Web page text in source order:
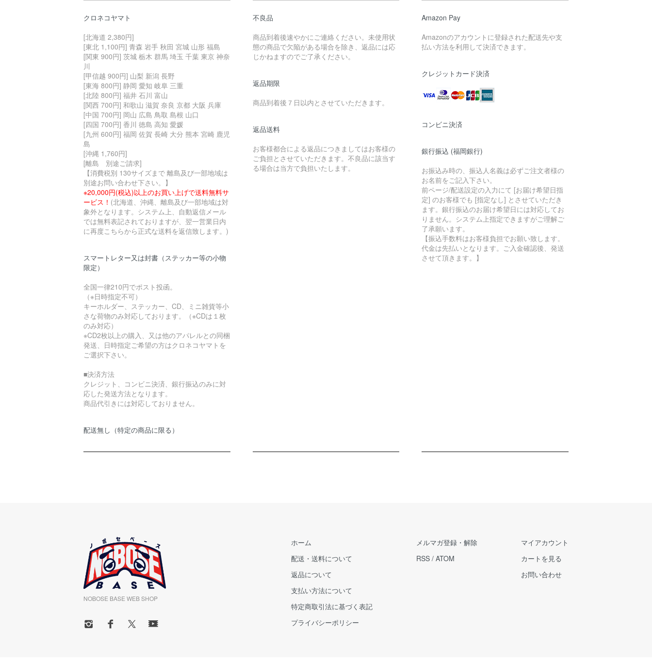
クロネコヤマト
[北海道 2,380円]
[東北 1,100円] 青森 岩手 秋田 宮城 山形 福島
[関東 900円] 茨城 栃木 群馬 埼玉 千葉 東京 神奈
川
[甲信越 900円] 山梨 新潟 長野
[東海 800円] 静岡 愛知 岐阜 三重
[北陸 800円] 福井 石川 富山
[関西 700円] 和歌山 滋賀 奈良 京都 大阪 兵庫
[中国 700円] 岡山 広島 鳥取 島根 山口
[四国 700円] 香川 徳島 高知 愛媛
[九州 600円] 福岡 佐賀 長崎 大分 熊本 宮崎 鹿児
島
[沖縄 1,760円]
[離島 別途ご請求]
【消費税別 130サイズまで 離島及び一部地域は
別途お問い合わせ下さい。】
※20,000円(税込)以上のお買い上げで送料無料サ
ービス！ (北海道、沖縄、離島及び一部地域は対
象外となります。システム上、自動返信メール
では無料表記されておりますが、翌一営業日内
に再度こちらから正式な送料を返信致します。)
スマートレター又は封書（ステッカー等の小物
限定）
全国一律210円でポスト投函。
（※日時指定不可）
キーホルダー、ステッカー、CD、ミニ雑貨等小
さな荷物のみ対応しております。（※CDは１枚
のみ対応）
※CD2枚以上の購入、又は他のアパレルとの同梱
発送、日時指定ご希望の方はクロネコヤマトを
ご選択下さい。
■決済方法
クレジット、コンビニ決済、銀行振込のみに対
応した発送方法となります。
商品代引きには対応しておりません。
配送無し（特定の商品に限る）
不良品
商品到着後速やかにご連絡ください。未使用状
態の商品で欠陥がある場合を除き、返品には応
じかねますのでご了承ください。
返品期限
商品到着後７日以内とさせていただきます。
返品送料
お客様都合による返品につきましてはお客様の
ご負担とさせていただきます。不良品に該当す
る場合は当方で負担いたします。
Amazon Pay
Amazonのアカウントに登録された配送先や支
払い方法を利用して決済できます。
クレジットカード決済
コンビニ決済
銀行振込 (福岡銀行)
お振込み時の、振込人名義は必ずご注文者様の
お名前をご記入下さい。
前ページ/配送設定の入力にて [お届け希望日指
定] のお客様でも [指定なし] とさせていただき
ます。銀行振込のお届け希望日には対応してお
りません。システム上指定できますがご理解ご
了承願います。
【振込手数料はお客様負担でお願い致します。
代金は先払いとなります。ご入金確認後、発送
させて頂きます。】
NOBOSE BASE WEB SHOP
ホーム
配送・送料について
返品について
支払い方法について
特定商取引法に基づく表記
プライバシーポリシー
メルマガ登録・解除
RSS / ATOM
マイアカウント
カートを見る
お問い合わせ